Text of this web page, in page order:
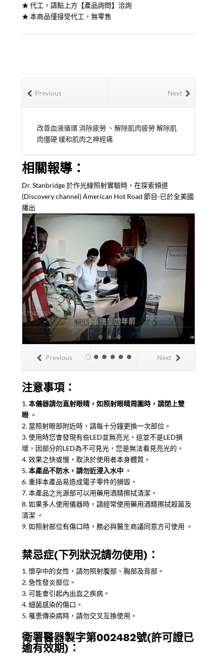
★ 代工，請點上方【產品詢問】洽詢
★ 本商品僅接受代工，無零售
Next
Previous
改善血液循環 消除疲勞 、解除肌肉疲勞 解除肌
肉僵硬 緩和肌肉之神經痛
相關報導：
Dr. Stanbridge 於作光線照射實驗時，在探索頻道
(Discovery channel) American Hot Road 節目-已於全美國
播出
Next
Previous
注意事項：
1.本儀器請勿直射眼睛，如照射眼睛周圍時，請閉上雙
眼 。
2. 當照射眼部附近時，請每十分鐘更換一次部位。
3. 使用時您會發現有些LED並無亮光，這並不是LED損
壞，因部分的LED為不可見光，您是無法看見亮光的。
4. 效果之快或慢，取決於使用者本身體質。
5.本產品不防水，請勿近浸入水中 。
6. 重摔本產品易造成電子零件的損毀。
7. 本產品之光源部可以用藥用酒精擦拭清潔。
8. 如果多人使用儀器時，請經常使用藥用酒精擦拭殺菌及
清潔 。
9. 如照射部位有傷口時，務必與醫生商議同意方可使用 。
禁忌症(下列狀況請勿使用)：
1. 懷孕中的女性，請勿照射腹部、胸部及背部。
2. 急性發炎部位。
3. 可能會引起內出血之疾病。
4. 細菌感染的傷口。
5. 罹患傳染病時，請勿交叉互換使用。
衛署醫器製字第002482號(許可證已
逾有效期)：